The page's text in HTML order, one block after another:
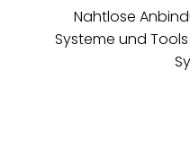
Nahtlose
Systeme und